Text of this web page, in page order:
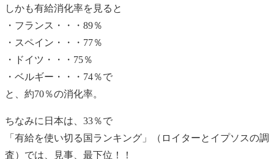
しかも有給消化率を見ると
・フランス・・・89％
・スペイン・・・77％
・ドイツ・・・75％
・ベルギー・・・74％で
と、約70％の消化率。
ちなみに日本は、33％で
「有給を使い切る国ランキング」（ロイターとイプソスの調
査）では、見事、最下位！！